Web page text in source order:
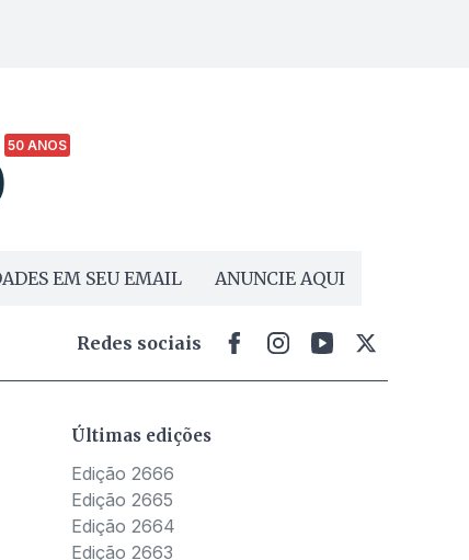
50 ANOS
EM SEU EMAIL ANUNCIE AQUI
Redes sociais
Últimas edições
Edição 2666
Edição 2665
Edição 2664
Edição 2663